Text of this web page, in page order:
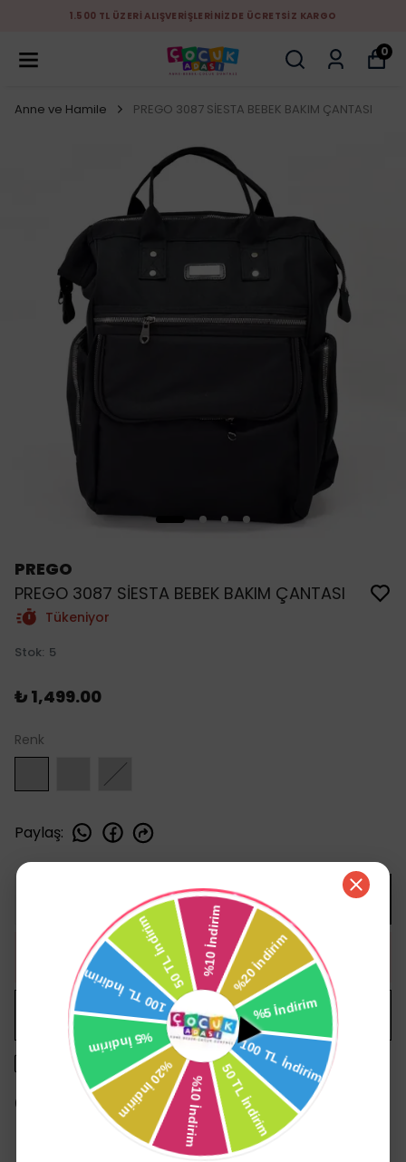
1.500 TL ÜZERİ ALIŞVERİŞLERİNİZDE ÜCRETSİZ KARGO
0
Anne ve Hamile PREGO 3087 SİESTA BEBEK BAKIM ÇANTASI
PREGO
PREGO 3087 SİESTA BEBEK BAKIM ÇANTASI
Tükeniyor
Stok: 5
₺ 1,499.00
Renk
Paylaş:
SEPETE EKLE
HEMEN AL
WHATSAPP
1500 TL üzeri ücretsiz kargo
14 gün içinde iade değişim